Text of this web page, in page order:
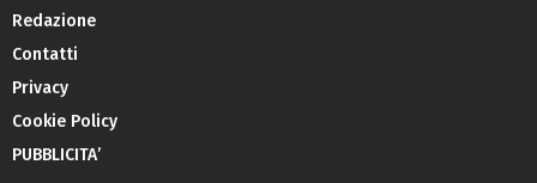
Redazione
Contatti
Privacy
Cookie Policy
PUBBLICITA’